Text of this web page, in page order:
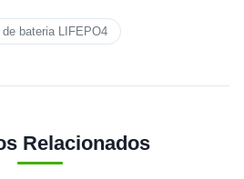
de bateria LIFEPO4
Relacionados